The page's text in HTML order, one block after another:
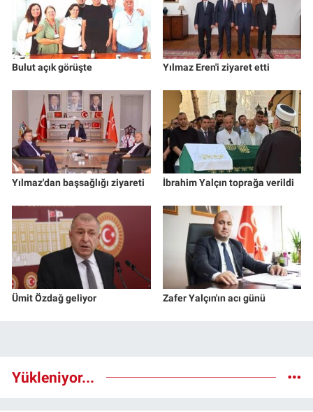
Bulut açık görüşte Yılmaz Eren'i ziyaret etti
Yılmaz'dan başsağlığı ziyareti İbrahim Yalçın toprağa verildi
Ümit Özdağ geliyor Zafer Yalçın'ın acı günü
Yükleniyor...